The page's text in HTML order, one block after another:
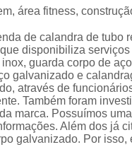
Guarda
corpos
galvanizados
Guarda
corpos inox
Serviços de
dobra
Soldas em
área fitness,
de calandra de tubo
disponibiliza
guarda corpo de
galvanizado e
através de
Também foram
marca. Possuímos
Além dos já
galvanizado. Por